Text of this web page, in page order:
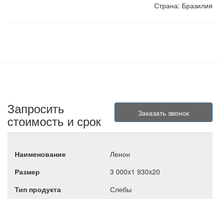
Страна: Бразилия
Запросить
стоимость и срок
Ленон
3 000x1 930x20
Слебы